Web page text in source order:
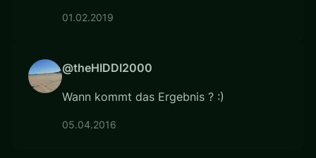
01.02.2019
@theHIDDI2000
Wann kommt das Ergebnis ? :)
05.04.2016